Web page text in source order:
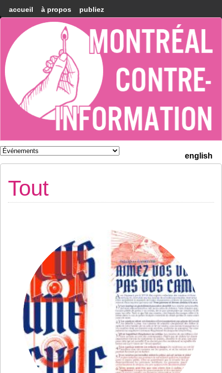
accueil à propos publiez
Montréal
Counter-
information
english
Tout